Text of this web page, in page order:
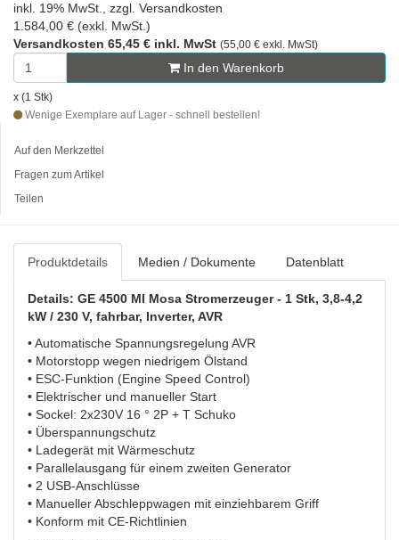
inkl. 19% MwSt., zzgl. Versandkosten
1.584,00 € (exkl. MwSt.)
Versandkosten 65,45 € inkl. MwSt (55,00 € exkl. MwSt)
In den Warenkorb
x (1 Stk)
Wenige Exemplare auf Lager - schnell bestellen!
Auf den Merkzettel
Fragen zum Artikel
Teilen
Produktdetails Medien / Dokumente Datenblatt
Details: GE 4500 MI Mosa Stromerzeuger - 1 Stk, 3,8-4,2
kW / 230 V, fahrbar, Inverter, AVR
• Automatische Spannungsregelung AVR
• Motorstopp wegen niedrigem Ölstand
• ESC-Funktion (Engine Speed Control)
• Elektrischer und manueller Start
• Sockel: 2x230V 16 ° 2P + T Schuko
• Überspannungschutz
• Ladegerät mit Wärmeschutz
• Parallelausgang für einem zweiten Generator
• 2 USB-Anschlüsse
• Manueller Abschleppwagen mit einziehbarem Griff
• Konform mit CE-Richtlinien